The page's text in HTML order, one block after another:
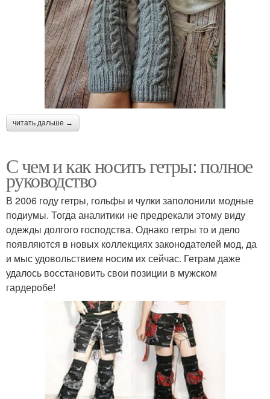
читать дальше →
С чем и как носить гетры: полное
руководство
В 2006 году гетры, гольфы и чулки заполонили модные
подиумы. Тогда аналитики не предрекали этому виду
одежды долгого господства. Однако гетры то и дело
появляются в новых коллекциях законодателей мод, да
и мыс удовольствием носим их сейчас. Гетрам даже
удалось восстановить свои позиции в мужском
гардеробе!